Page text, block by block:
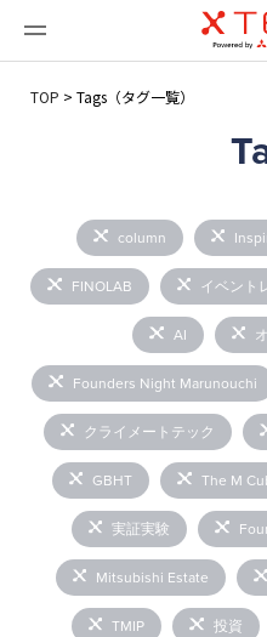
TOP > Tags（タグ一覧）
column
FINOLAB イベント
AI
Founders Night Marunouchi
クライメートテック
GBHT The M
実証実験
Mitsubishi Estate
TMIP 投資